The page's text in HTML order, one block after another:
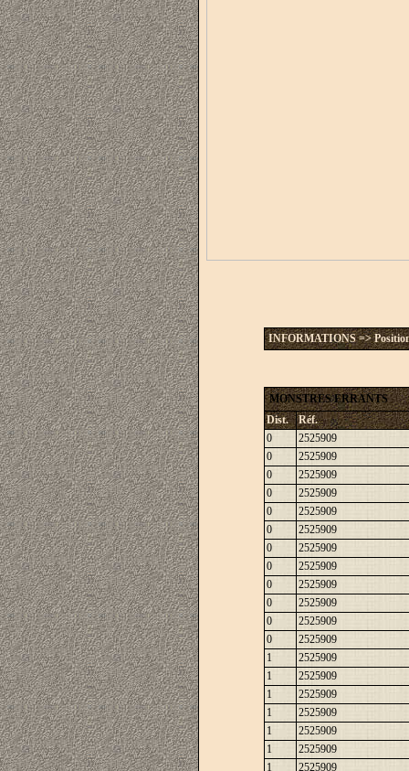
INFORMATIONS=>
MONSTRES ERRANTS
Dist.
Réf.
0
2525909
0
2525909
0
2525909
0
2525909
0
2525909
0
2525909
0
2525909
0
2525909
0
2525909
0
2525909
0
2525909
0
2525909
1
2525909
1
2525909
1
2525909
1
2525909
1
2525909
1
2525909
1
2525909